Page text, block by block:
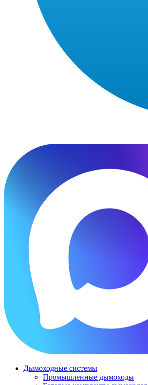
Дымоходные системы
Промышленные дымоходы